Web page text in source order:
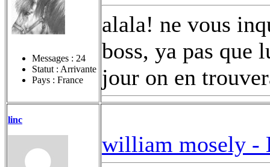
Messages : 24
Statut : Arrivante
Pays : France
alala! ne vous
boss, ya pas que
jour on en
linc
william mosely -